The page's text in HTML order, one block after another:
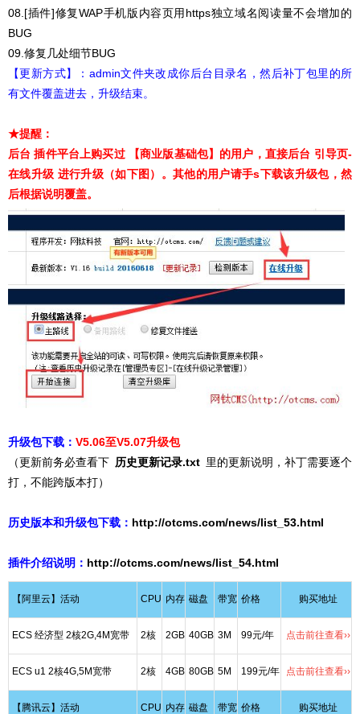
08.[插件]修复WAP手机版内容页用https独立域名阅读量不会增加的
BUG
09.修复几处细节BUG
【更新方式】：admin文件夹改成你后台目录名，然后补丁包里的所
有文件覆盖进去，升级结束。
★提醒：
后台 插件平台上购买过 【商业版基础包】的用户，直接后台 引导页-
在线升级 进行升级（如下图）。其他的用户请手s下载该升级包，然
后根据说明覆盖。
升级包下载： V5.06至V5.07升级包
（更新前务必查看下 历史更新记录.txt 里的更新说明，补丁需要逐个
打，不能跨版本打）
历史版本和升级包下载： http://otcms.com/news/list_53.html
插件介绍说明： http://otcms.com/news/list_54.html
【阿里云】活动 CPU 内存 磁盘 带宽 价格 购买地址
ECS 经济型 2核2G,4M宽带 2核 2GB 40GB 3M 99元/年 点击前往查看››
ECS u1 2核4G,5M宽带 2核 4GB 80GB 5M 199元/年 点击前往查看››
【腾讯云】活动 CPU 内存 磁盘 带宽 价格 购买地址